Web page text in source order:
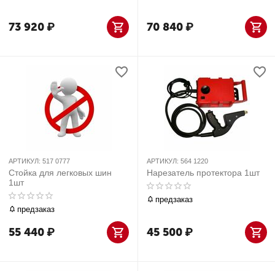
73 920₽ 70 840₽
АРТИКУЛ: 517 0777
Стойка для легковых шин
1шт
предзаказ
55 440₽
АРТИКУЛ: 564 1220
Нарезатель протектора 1шт
предзаказ
45 500₽